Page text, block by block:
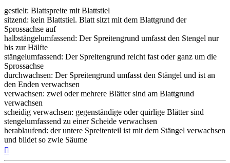
gestielt: Blattspreite mit Blattstiel
sitzend: kein Blattstiel. Blatt sitzt mit dem Blattgrund der
Sprossachse auf
halbstängelumfassend: Der Spreitengrund umfasst den Stengel nur
bis zur Hälfte
stängelumfassend: Der Spreitengrund reicht fast oder ganz um die
Sprossachse
durchwachsen: Der Spreitengrund umfasst den Stängel und ist an
den Enden verwachsen
verwachsen: zwei oder mehrere Blätter sind am Blattgrund
verwachsen
scheidig verwachsen: gegenständige oder quirlige Blätter sind
stengelumfassend zu einer Scheide verwachsen
herablaufend: der untere Spreitenteil ist mit dem Stängel verwachsen
und bildet so zwie Säume
oben